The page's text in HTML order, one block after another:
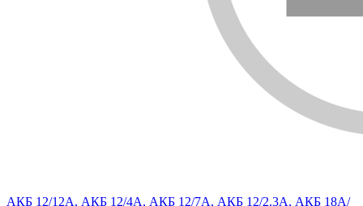
АКБ 12/12А, АКБ 12/4А, АКБ 12/7А, АКБ 12/2.3А, АКБ 18А/